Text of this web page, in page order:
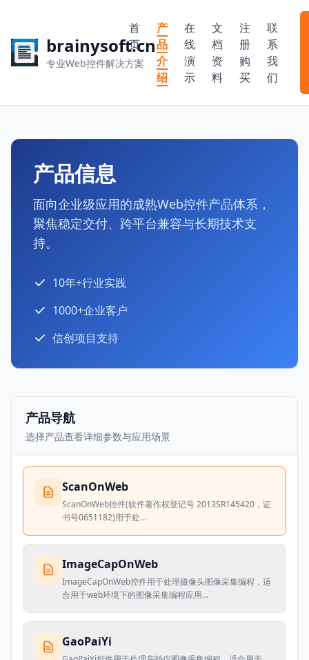
brainysoft.cn
专业Web控件解决方案
首
页
产
品
介
绍
在
线
演
示
文
档
资
料
注
册
购
买
联
系
我
们
产品信息
面向企业级应用的成熟Web控件产品体系，
聚焦稳定交付、跨平台兼容与长期技术支
持。
10年+行业实践
1000+企业客户
信创项目支持
产品导航
选择产品查看详细参数与应用场景
ScanOnWeb
ScanOnWeb控件(软件著作权登记号 2013SR145420，证
书号0651182)用于处...
ImageCapOnWeb
ImageCapOnWeb控件用于处理摄像头图像采集编程，适
合用于web环境下的图像采集编程应用...
GaoPaiYi